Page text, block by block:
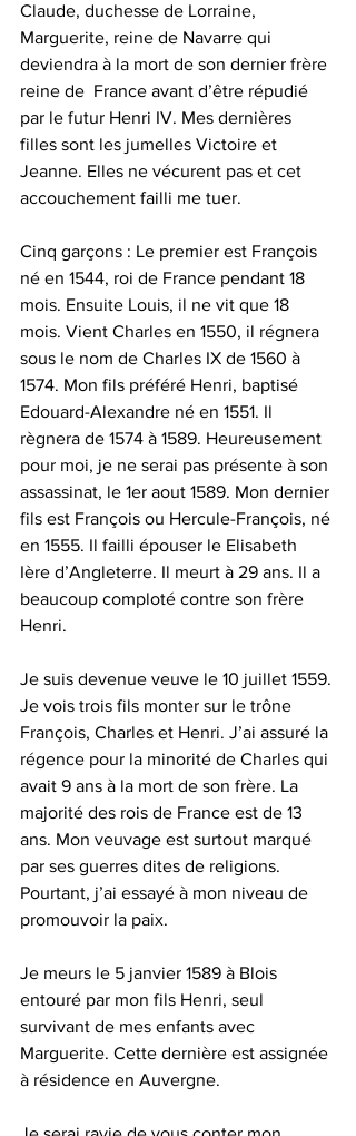
Claude, duchesse de Lorraine,
Marguerite, reine de Navarre qui
deviendra à la mort de son dernier frère
reine de  France avant d’être répudié
par le futur Henri IV. Mes dernières
filles sont les jumelles Victoire et
Jeanne. Elles ne vécurent pas et cet
accouchement failli me tuer.
Cinq garçons : Le premier est François
né en 1544, roi de France pendant 18
mois. Ensuite Louis, il ne vit que 18
mois. Vient Charles en 1550, il régnera
sous le nom de Charles IX de 1560 à
1574. Mon fils préféré Henri, baptisé
Edouard-Alexandre né en 1551. Il
règnera de 1574 à 1589. Heureusement
pour moi, je ne serai pas présente à son
assassinat, le 1er aout 1589. Mon dernier
fils est François ou Hercule-François, né
en 1555. Il failli épouser le Elisabeth
Ière d’Angleterre. Il meurt à 29 ans. Il a
beaucoup comploté contre son frère
Henri.
Je suis devenue veuve le 10 juillet 1559.
Je vois trois fils monter sur le trône
François, Charles et Henri. J’ai assuré la
régence pour la minorité de Charles qui
avait 9 ans à la mort de son frère. La
majorité des rois de France est de 13
ans. Mon veuvage est surtout marqué
par ses guerres dites de religions.
Pourtant, j’ai essayé à mon niveau de
promouvoir la paix.
Je meurs le 5 janvier 1589 à Blois
entouré par mon fils Henri, seul
survivant de mes enfants avec
Marguerite. Cette dernière est assignée
à résidence en Auvergne.